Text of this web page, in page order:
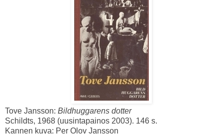
Tove Jansson: Bildhuggarens dotter
Schildts, 1968 (uusintapainos 2003). 146 s.
Kannen kuva: Per Olov Jansson